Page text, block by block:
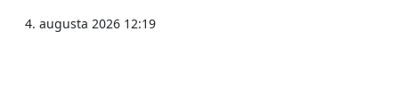
4. augusta 2026 12:19